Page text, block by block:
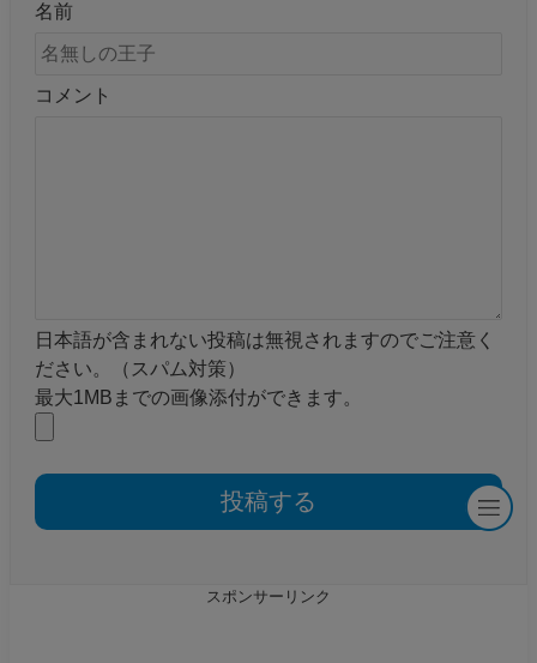
名前
コメント
最大1MBまでの画像添付ができます。
日本語が含まれない投稿は無視されますのでご注意く
ださい。（スパム対策）
スポンサーリンク